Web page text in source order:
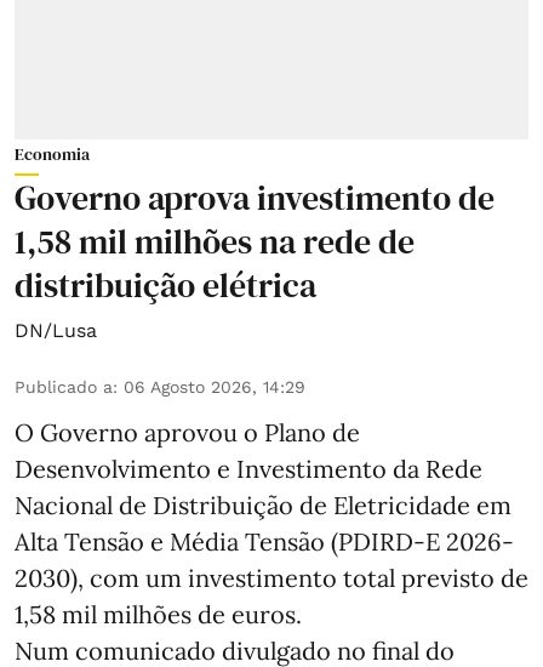
Economia
Governo aprova investimento de
1,58 mil milhões na rede de
distribuição elétrica
DN/Lusa
Publicado a: 06 Agosto 2026, 14:29
O Governo aprovou o Plano de
Desenvolvimento e Investimento da Rede
Nacional de Distribuição de Eletricidade em
Alta Tensão e Média Tensão (PDIRD-E 2026-
2030), com um investimento total previsto de
1,58 mil milhões de euros.
Num comunicado divulgado no final do